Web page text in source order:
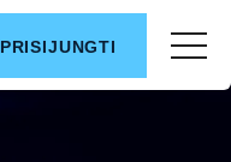
PRISIJUNGTI